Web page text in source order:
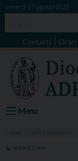
Skip
venerdì 07 agosto 2026
Contatti Orari
Menu
HOME ENTI E PARROCCHIE
PARROCCHIA